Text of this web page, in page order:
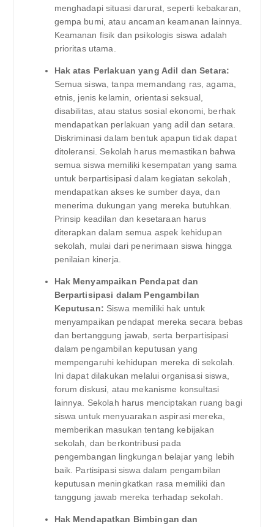
menghadapi situasi darurat, seperti kebakaran,
gempa bumi, atau ancaman keamanan lainnya.
Keamanan fisik dan psikologis siswa adalah
prioritas utama.
Hak atas Perlakuan yang Adil dan Setara:
Semua siswa, tanpa memandang ras, agama,
etnis, jenis kelamin, orientasi seksual,
disabilitas, atau status sosial ekonomi, berhak
mendapatkan perlakuan yang adil dan setara.
Diskriminasi dalam bentuk apapun tidak dapat
ditoleransi. Sekolah harus memastikan bahwa
semua siswa memiliki kesempatan yang sama
untuk berpartisipasi dalam kegiatan sekolah,
mendapatkan akses ke sumber daya, dan
menerima dukungan yang mereka butuhkan.
Prinsip keadilan dan kesetaraan harus
diterapkan dalam semua aspek kehidupan
sekolah, mulai dari penerimaan siswa hingga
penilaian kinerja.
Hak Menyampaikan Pendapat dan
Berpartisipasi dalam Pengambilan
Keputusan: Siswa memiliki hak untuk
menyampaikan pendapat mereka secara bebas
dan bertanggung jawab, serta berpartisipasi
dalam pengambilan keputusan yang
mempengaruhi kehidupan mereka di sekolah.
Ini dapat dilakukan melalui organisasi siswa,
forum diskusi, atau mekanisme konsultasi
lainnya. Sekolah harus menciptakan ruang bagi
siswa untuk menyuarakan aspirasi mereka,
memberikan masukan tentang kebijakan
sekolah, dan berkontribusi pada
pengembangan lingkungan belajar yang lebih
baik. Partisipasi siswa dalam pengambilan
keputusan meningkatkan rasa memiliki dan
tanggung jawab mereka terhadap sekolah.
Hak Mendapatkan Bimbingan dan